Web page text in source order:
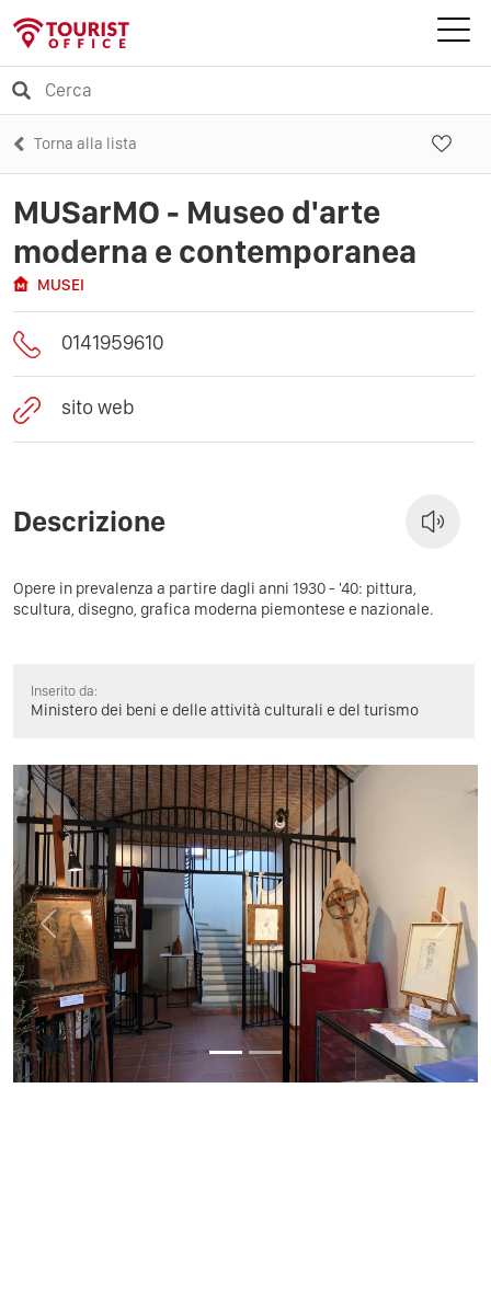
Torna alla lista
MUSarMO - Museo d'arte
moderna e contemporanea
MUSEI
0141959610
sito web
Descrizione
Opere in prevalenza a partire dagli anni 1930 - '40: pittura,
scultura, disegno, grafica moderna piemontese e nazionale.
Inserito da:
Ministero dei beni e delle attività culturali e del turismo
Previous Next